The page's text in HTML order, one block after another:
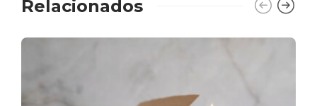
Relacionados